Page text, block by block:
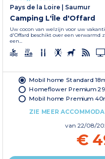
Pays de la Loire
Saumur
Camping L'Île d'Offard
Uw cocon van welzijn voor uw
d'Offard beschikt over een verwarmd
een...
Mobil home Standard
Homeflower Premium
Mobil home Premium
ZIE MEER
van 22/08/
€